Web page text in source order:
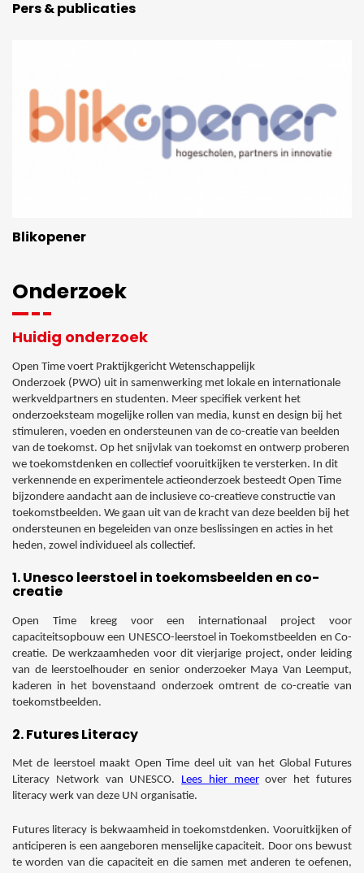
Pers & publicaties
Blikopener
Onderzoek
Huidig onderzoek
Open Time voert Praktijkgericht Wetenschappelijk
Onderzoek (PWO) uit in samenwerking met lokale en internationale
werkveldpartners en studenten. Meer specifiek verkent het
onderzoeksteam mogelijke rollen van media, kunst en design bij het
stimuleren, voeden en ondersteunen van de co-creatie van beelden
van de toekomst. Op het snijvlak van toekomst en ontwerp proberen
we toekomstdenken en collectief vooruitkijken te versterken. In dit
verkennende en experimentele actieonderzoek besteedt Open Time
bijzondere aandacht aan de inclusieve co-creatieve constructie van
toekomstbeelden. We gaan uit van de kracht van deze beelden bij het
ondersteunen en begeleiden van onze beslissingen en acties in het
heden, zowel individueel als collectief.
1. Unesco leerstoel in toekomsbeelden en co-
creatie
Open Time kreeg voor een internationaal project voor
capaciteitsopbouw een UNESCO-leerstoel in Toekomstbeelden en Co-
creatie. De werkzaamheden voor dit vierjarige project, onder leiding
van de leerstoelhouder en senior onderzoeker Maya Van Leemput,
kaderen in het bovenstaand onderzoek omtrent de co-creatie van
toekomstbeelden.
2. Futures Literacy
Met de leerstoel maakt Open Time deel uit van het Global Futures
Literacy Network van UNESCO. Lees hier meerover het futures
literacy werk van deze UN organisatie.
Futures literacy is bekwaamheid in toekomstdenken. Vooruitkijken of
anticiperen is een aangeboren menselijke capaciteit. Door ons bewust
te worden van die capaciteit en die samen met anderen te oefenen,